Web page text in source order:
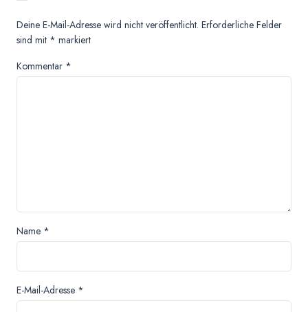
Deine E-Mail-Adresse wird nicht veröffentlicht. Erforderliche Felder
sind mit * markiert
Kommentar *
Name *
E-Mail-Adresse *